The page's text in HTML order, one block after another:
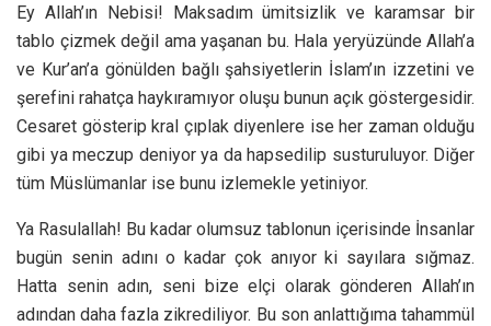
Ey Allah’ın Nebisi! Maksadım ümitsizlik ve karamsar bir
tablo çizmek değil ama yaşanan bu. Hala yeryüzünde Allah’a
ve Kur’an’a gönülden bağlı şahsiyetlerin İslam’ın izzetini ve
şerefini rahatça haykıramıyor oluşu bunun açık göstergesidir.
Cesaret gösterip kral çıplak diyenlere ise her zaman olduğu
gibi ya meczup deniyor ya da hapsedilip susturuluyor. Diğer
tüm Müslümanlar ise bunu izlemekle yetiniyor.
Ya Rasulallah! Bu kadar olumsuz tablonun içerisinde İnsanlar
bugün senin adını o kadar çok anıyor ki sayılara sığmaz.
Hatta senin adın, seni bize elçi olarak gönderen Allah’ın
adından daha fazla zikrediliyor. Bu son anlattığıma tahammül